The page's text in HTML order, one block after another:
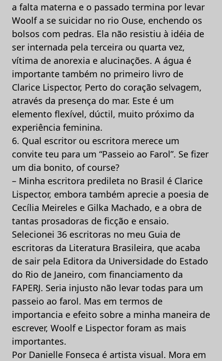
a falta materna e o passado termina por levar
Woolf a se suicidar no rio Ouse, enchendo os
bolsos com pedras. Ela não resistiu à idéia de
ser internada pela terceira ou quarta vez,
vítima de anorexia e alucinações. A água é
importante também no primeiro livro de
Clarice Lispector, Perto do coração selvagem,
através da presença do mar. Este é um
elemento flexível, dúctil, muito próximo da
experiência feminina.
6. Qual escritor ou escritora merece um
convite teu para um “Passeio ao Farol”. Se fizer
um dia bonito, of course?
– Minha escritora predileta no Brasil é Clarice
Lispector, embora também aprecie a poesia de
Cecília Meireles e Gilka Machado, e a obra de
tantas prosadoras de ficção e ensaio.
Selecionei 36 escritoras no meu Guia de
escritoras da Literatura Brasileira, que acaba
de sair pela Editora da Universidade do Estado
do Rio de Janeiro, com financiamento da
FAPERJ. Seria injusto não levar todas para um
passeio ao farol. Mas em termos de
importancia e efeito sobre a minha maneira de
escrever, Woolf e Lispector foram as mais
importantes.
Por Danielle Fonseca é artista visual. Mora em